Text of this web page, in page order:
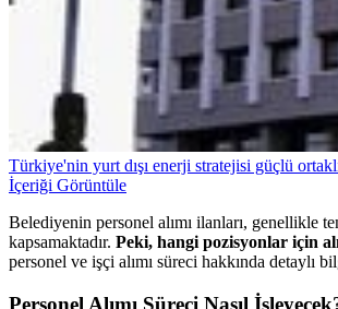
Türkiye'nin yurt dışı enerji stratejisi güçlü
İçeriği Görüntüle
Belediyenin personel alımı ilanları, genellikle
kapsamaktadır. Peki, hangi pozisyonlar için
personel ve işçi alımı süreci hakkında
Personel Alımı Süreci Nasıl